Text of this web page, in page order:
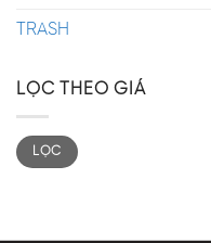
TRASH
LỌC THEO GIÁ
LỌC